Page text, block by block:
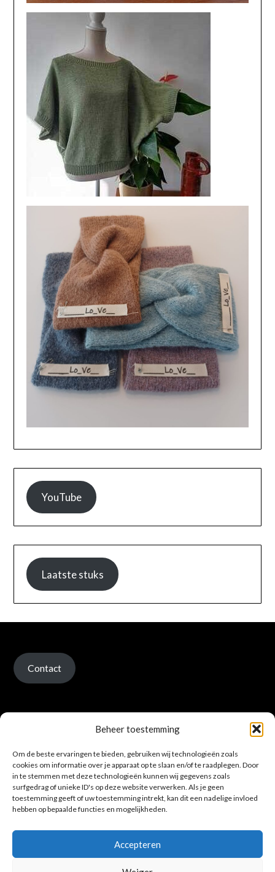
Beheer toestemming
Om de beste ervaringen te bieden, gebruiken wij technologieën zoals
cookies om informatie over je apparaat op te slaan en/of te raadplegen. Door
in te stemmen met deze technologieën kunnen wij gegevens zoals
surfgedrag of unieke ID's op deze website verwerken. Als je geen
toestemming geeft of uw toestemming intrekt, kan dit een nadelige invloed
hebben op bepaalde functies en mogelijkheden.
Accepteren
YouTube
Laatste stuks
Contact
Verzenden en retour